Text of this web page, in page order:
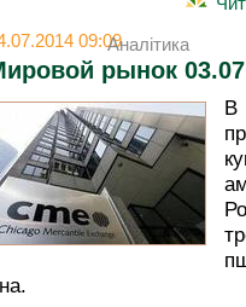
09:09Аналітика
рынок